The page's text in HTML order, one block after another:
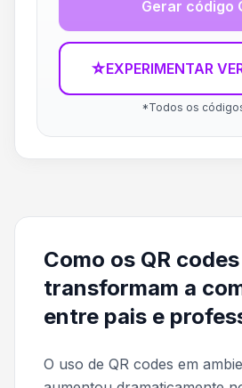
Gerar código
☆EXPERIMENTAR
*Todos os
Como os QR codes
transformam a
entre pais e
O uso de QR codes em